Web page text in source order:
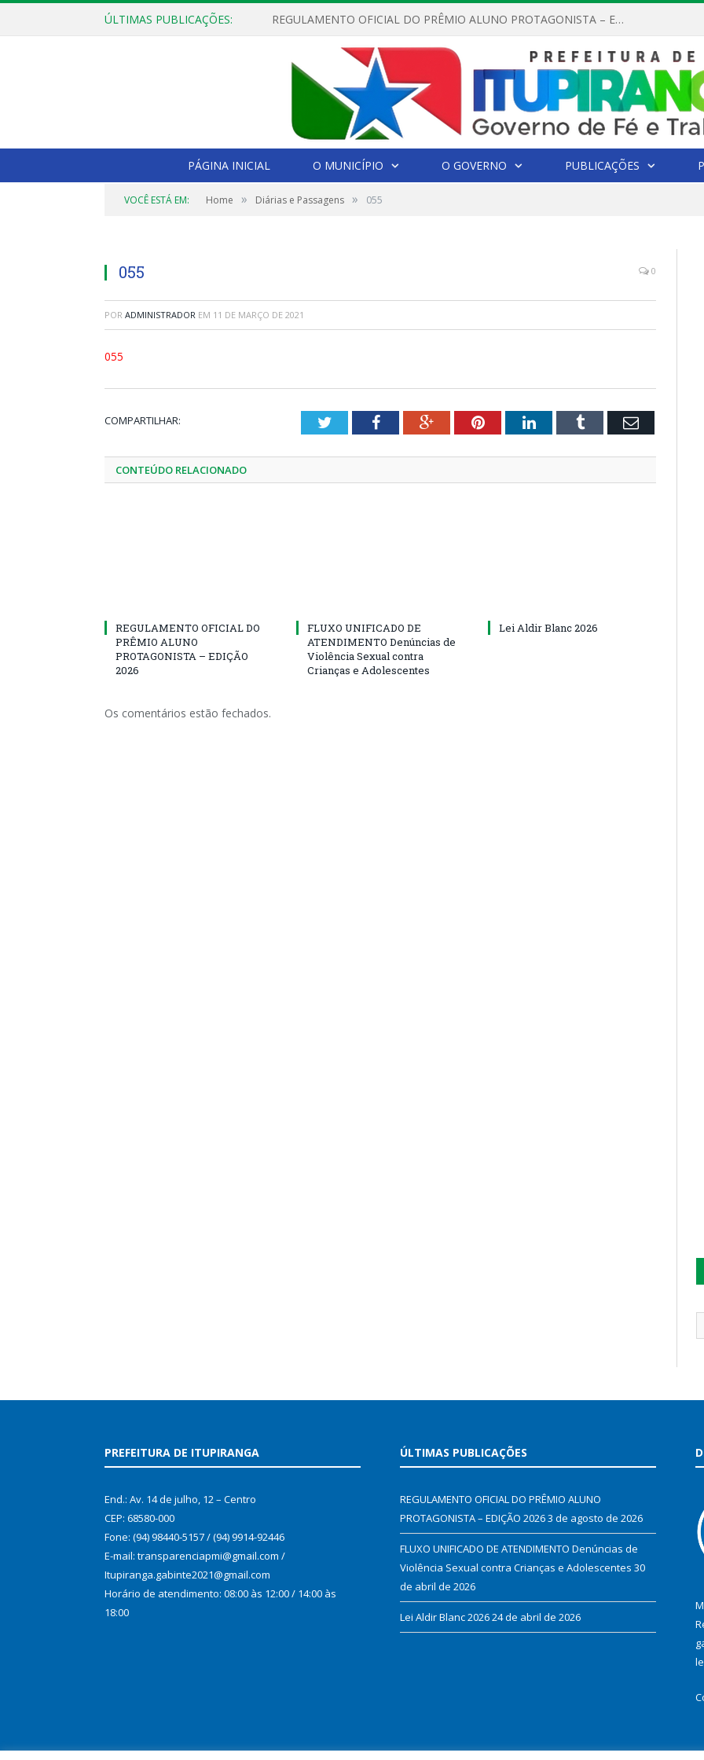
ÚLTIMAS PUBLICAÇÕES: REGULAMENTO OFICIAL DO PRÊMIO ALUNO PROTAGONISTA – EDIÇÃO 2026
PÁGINA INICIAL O MUNICÍPIO O GOVERNO PUBLICAÇÕES
VOCÊ ESTÁ EM: Home » Diárias e Passagens » 055
055 0
POR ADMINISTRADOR EM 11 DE MARÇO DE 2021
055
COMPARTILHAR: TwitterFacebookGoogle+PinterestLinkedInTumblr Email
CONTEÚDO RELACIONADO
REGULAMENTO OFICIAL DO
PRÊMIO ALUNO
PROTAGONISTA – EDIÇÃO
2026
FLUXO UNIFICADO DE
ATENDIMENTO Denúncias de
Violência Sexual contra
Crianças e Adolescentes
Lei Aldir Blanc 2026
Os comentários estão fechados.
PREFEITURA DE ITUPIRANGA
End.: Av. 14 de julho, 12 – Centro
CEP: 68580-000
Fone: (94) 98440-5157 / (94) 9914-92446
E-mail: transparenciapmi@gmail.com /
Itupiranga.gabinte2021@gmail.com
Horário de atendimento: 08:00 às 12:00 / 14:00 às
18:00
ÚLTIMAS PUBLICAÇÕES
REGULAMENTO OFICIAL DO PRÊMIO ALUNO
PROTAGONISTA – EDIÇÃO 20263 de agosto de 2026
FLUXO UNIFICADO DE ATENDIMENTO Denúncias de
Violência Sexual contra Crianças e Adolescentes 30
de abril de 2026
Lei Aldir Blanc 202624 de abril de 2026